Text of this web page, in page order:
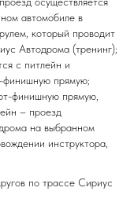
автомобиле в
который проводит
Автодрома (тренинг);
с питлейн и
финишную прямую;
финишную прямую,
– проезд
на выбранном
инструктора,
по трассе Сириус